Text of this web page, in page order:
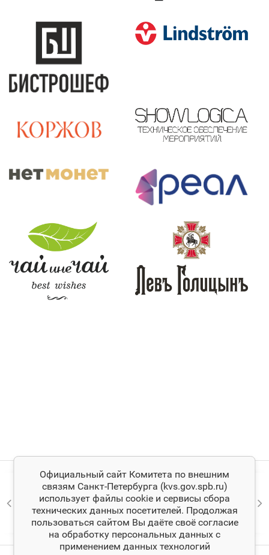
Официальный сайт Комитета по внешним
связям Санкт‑Петербурга (kvs.gov.spb.ru)
использует файлы cookie и сервисы сбора
технических данных посетителей. Продолжая
пользоваться сайтом Вы даёте своё согласие
на обработку персональных данных с
применением данных технологий